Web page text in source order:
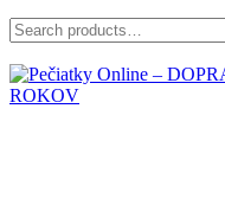
for: